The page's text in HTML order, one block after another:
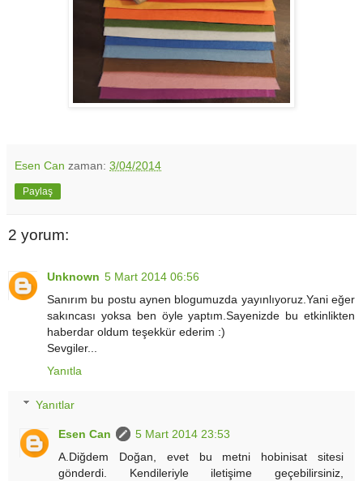
Esen Can zaman: 3/04/2014
Paylaş
2 yorum:
Unknown 5 Mart 2014 06:56
Sanırım bu postu aynen blogumuzda yayınlıyoruz.Yani eğer
sakıncası yoksa ben öyle yaptım.Sayenizde bu etkinlikten
haberdar oldum teşekkür ederim :)
Sevgiler...
Yanıtla
Yanıtlar
Esen Can
5 Mart 2014 23:53
A.Diğdem Doğan, evet bu metni hobinisat sitesi
gönderdi. Kendileriyle iletişime geçebilirsiniz,